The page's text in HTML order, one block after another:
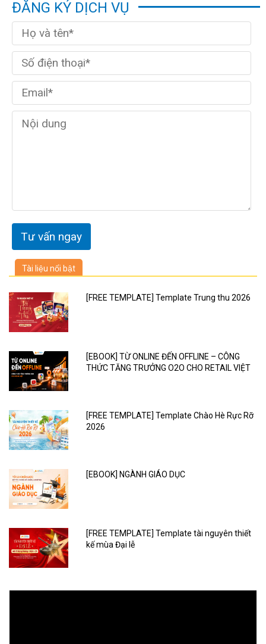
ĐĂNG KÝ DỊCH VỤ
Tài liệu nổi bật
[FREE TEMPLATE] Template Trung thu 2026
[EBOOK] TỪ ONLINE ĐẾN OFFLINE – CÔNG
THỨC TĂNG TRƯỞNG O2O CHO RETAIL VIỆT
[FREE TEMPLATE] Template Chào Hè Rực Rỡ
2026
[EBOOK] NGÀNH GIÁO DỤC
[FREE TEMPLATE] Template tài nguyên thiết
kế mùa Đại lễ